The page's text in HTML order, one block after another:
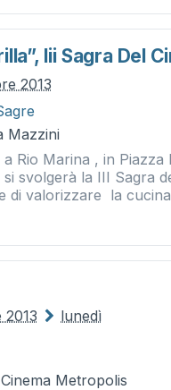
Iii Sagra Del
2013
Mazzini
Rio Marina , in Piazza
svolgerà la III Sagra
di valorizzare la
lunedì
Metropolis